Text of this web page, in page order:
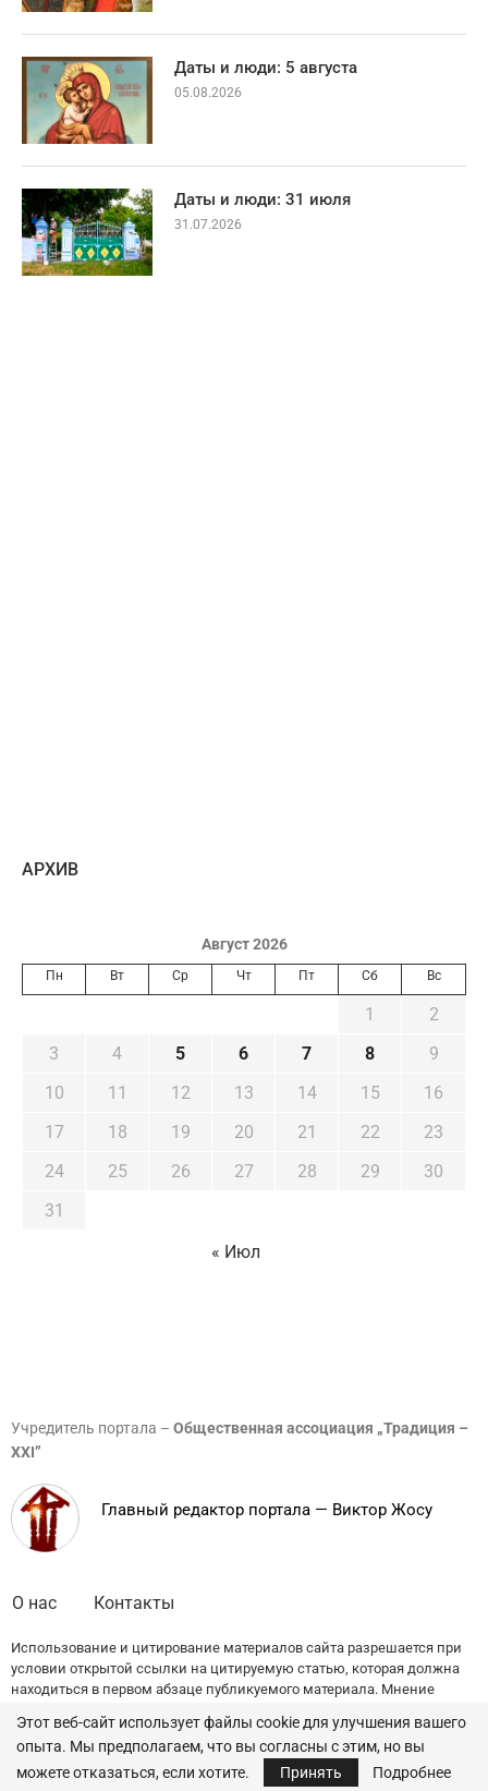
Даты и люди: 5 августа
05.08.2026
Даты и люди: 31 июля
31.07.2026
AРХИВ
Август 2026
Пн Вт Ср Чт Пт Сб Вс
1
2
3
4 5 6 7 8
9
10
11 12 13 14 15
16
17
18 19 20 21 22
23
24
25 26 27 28 29
30
31
« Июл
Учредитель портала – Общественная ассоциация „Традиция –
XXI”
Главный редактор портала — Виктор Жосу
О нас Контакты
Использование и цитирование материалов сайта разрешается при
условии открытой ссылки на цитируемую статью, которая должна
находиться в первом абзаце публикуемого материала. Мнение
© 2022 — All Rights Reserved. Traditia.md
Этот веб-сайт использует файлы cookie для улучшения вашего
опыта. Мы предполагаем, что вы согласны с этим, но вы
можете отказаться, если хотите.
Принять Подробнее